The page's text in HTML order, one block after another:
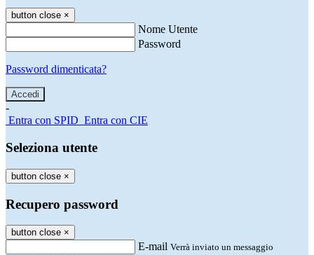
button close ×
Nome Utente
Password
Password dimenticata?
-
Entra con SPID Entra con CIE
Seleziona utente
button close ×
Recupero password
button close ×
E-mail Verrà inviato un messaggio